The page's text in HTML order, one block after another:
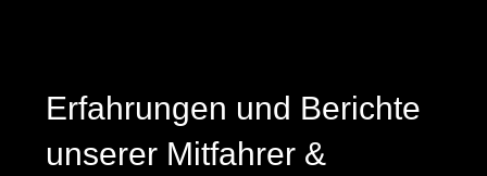
Erfahrungen und Berichte
unserer Mitfahrer &